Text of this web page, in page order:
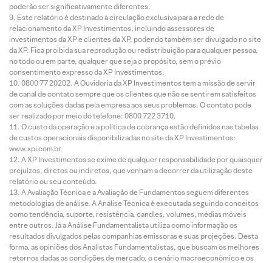
poderão ser significativamente diferentes.
Este relatório é destinado à circulação exclusiva para a rede de
relacionamento da XP Investimentos, incluindo assessores de
investimentos da XP e clientes da XP, podendo também ser divulgado no site
da XP. Fica proibida sua reprodução ou redistribuição para qualquer pessoa,
no todo ou em parte, qualquer que seja o propósito, sem o prévio
consentimento expresso da XP Investimentos.
0800 77 20202. A Ouvidoria da XP Investimentos tem a missão de servir
de canal de contato sempre que os clientes que não se sentirem satisfeitos
com as soluções dadas pela empresa aos seus problemas. O contato pode
ser realizado por meio do telefone: 0800 722 3710.
O custo da operação e a política de cobrança estão definidos nas tabelas
de custos operacionais disponibilizadas no site da XP Investimentos:
www.xpi.com.br.
A XP Investimentos se exime de qualquer responsabilidade por quaisquer
prejuízos, diretos ou indiretos, que venham a decorrer da utilização deste
relatório ou seu conteúdo.
A Avaliação Técnica e a Avaliação de Fundamentos seguem diferentes
metodologias de análise. A Análise Técnica é executada seguindo conceitos
como tendência, suporte, resistência, candles, volumes, médias móveis
entre outros. Já a Análise Fundamentalista utiliza como informação os
resultados divulgados pelas companhias emissoras e suas projeções. Desta
forma, as opiniões dos Analistas Fundamentalistas, que buscam os melhores
retornos dadas as condições de mercado, o cenário macroeconômico e os